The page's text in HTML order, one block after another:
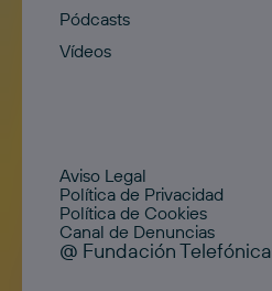
Pódcasts
Vídeos
@ Fundación Telefónica
Aviso Legal
Política de Privacidad
Política de Cookies
Canal de Denuncias